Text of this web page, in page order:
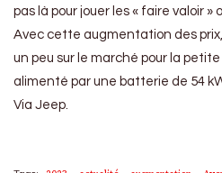
pas là pour jouer les « faire valoir »
Avec cette augmentation des
un peu sur le marché pour la
alimenté par une batterie de 54
Via Jeep.